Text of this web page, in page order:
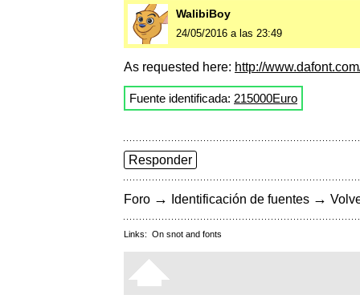
WalibiBoy
24/05/2016 a las 23:49
As requested here: http://
Fuente identificada: 215000Euro
Responder
Foro → Identificación de fuentes →
Links: On snot and fonts